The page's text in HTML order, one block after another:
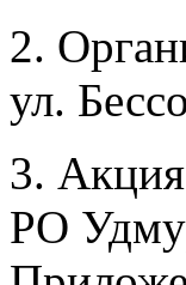
2.
ул.
3.
РО